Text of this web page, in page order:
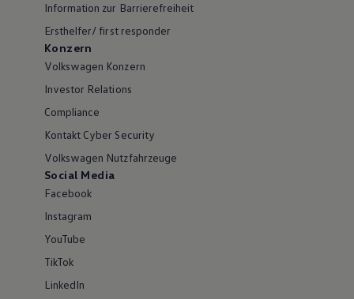
Information zur Barrierefreiheit
Ersthelfer/ first responder
Konzern
Volkswagen Konzern
Investor Relations
Compliance
Kontakt Cyber Security
Volkswagen Nutzfahrzeuge
Social Media
Facebook
Instagram
YouTube
TikTok
LinkedIn